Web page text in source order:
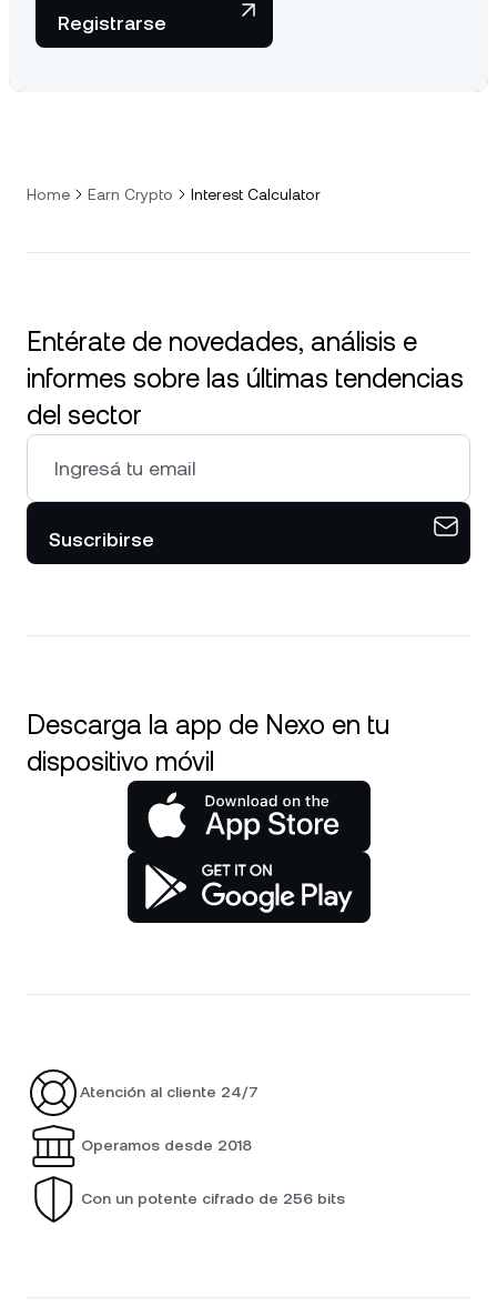
Registrarse
Home Earn Crypto Interest Calculator
Entérate de novedades, análisis e
informes sobre las últimas tendencias
del sector
Suscribirse
Descarga la app de Nexo en tu
dispositivo móvil
Atención al cliente 24/7
Operamos desde 2018
Con un potente cifrado de 256 bits